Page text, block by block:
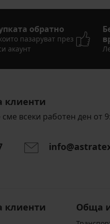
обратно
пазаруват през
акаунт
клиенти
всеки работен ден от
клиенти Обща